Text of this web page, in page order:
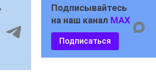
Подписывайтесь
на наш канал MAX
Подписаться